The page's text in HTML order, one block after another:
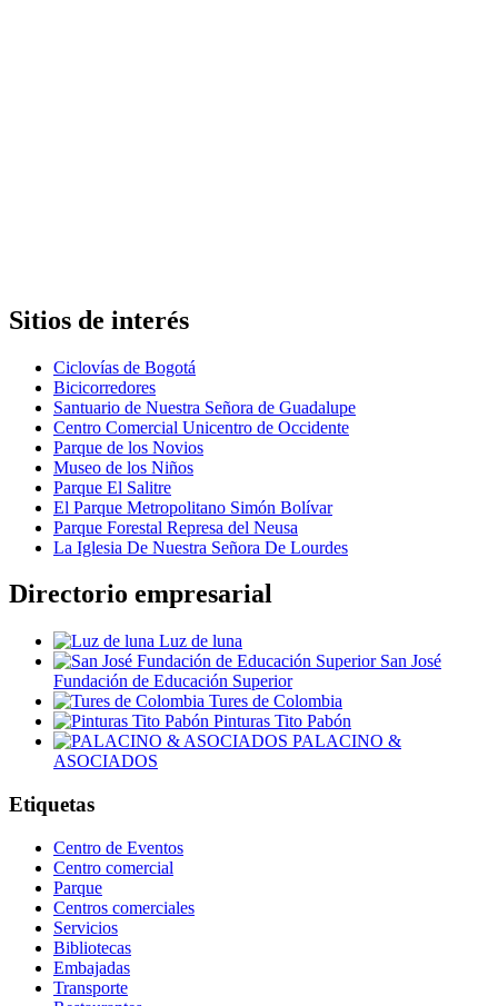
Sitios de interés
Ciclovías de Bogotá
Bicicorredores
Santuario de Nuestra Señora de Guadalupe
Centro Comercial Unicentro de Occidente
Parque de los Novios
Museo de los Niños
Parque El Salitre
El Parque Metropolitano Simón Bolívar
Parque Forestal Represa del Neusa
La Iglesia De Nuestra Señora De Lourdes
Directorio empresarial
Luz de luna
San José
Fundación de Educación Superior
Tures de Colombia
Pinturas Tito Pabón
PALACINO &
ASOCIADOS
Etiquetas
Centro de Eventos
Centro comercial
Parque
Centros comerciales
Servicios
Bibliotecas
Embajadas
Transporte